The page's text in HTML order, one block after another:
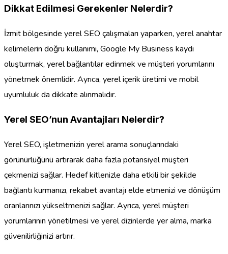
Dikkat Edilmesi Gerekenler Nelerdir?
İzmit bölgesinde yerel SEO çalışmaları yaparken, yerel anahtar
kelimelerin doğru kullanımı, Google My Business kaydı
oluşturmak, yerel bağlantılar edinmek ve müşteri yorumlarını
yönetmek önemlidir. Ayrıca, yerel içerik üretimi ve mobil
uyumluluk da dikkate alınmalıdır.
Yerel SEO’nun Avantajları Nelerdir?
Yerel SEO, işletmenizin yerel arama sonuçlarındaki
görünürlüğünü artırarak daha fazla potansiyel müşteri
çekmenizi sağlar. Hedef kitlenizle daha etkili bir şekilde
bağlantı kurmanızı, rekabet avantajı elde etmenizi ve dönüşüm
oranlarınızı yükseltmenizi sağlar. Ayrıca, yerel müşteri
yorumlarının yönetilmesi ve yerel dizinlerde yer alma, marka
güvenilirliğinizi artırır.